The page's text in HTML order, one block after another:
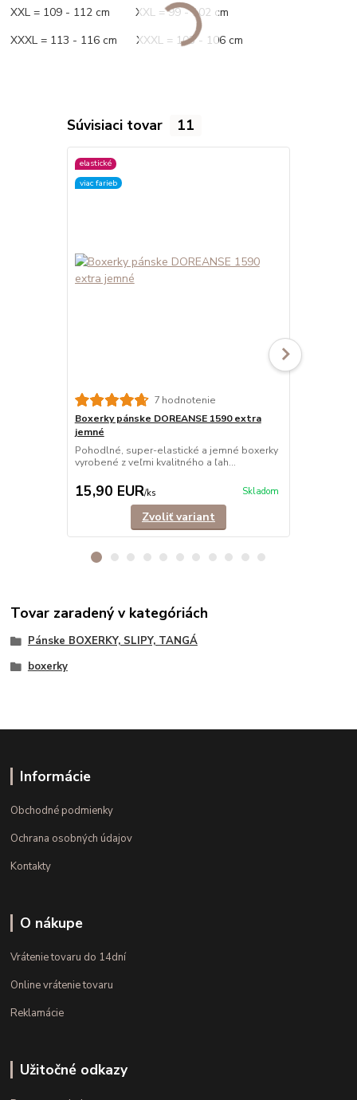
XXL = 109 - 112 cm XXL = 99 - 102 cm
XXXL = 113 - 116 cm XXXL = 103 - 106 cm
Súvisiaci tovar 11
elastické
viac farieb
7 hodnotenie
Boxerky pánske DOREANSE 1590 extra
jemné
Pohodlné, super-elastické a jemné boxerky
vyrobené z veľmi kvalitného a ľah...
15,90 EUR/ks Skladom
Zvoliť variant
Tovar zaradený v kategóriách
Pánske BOXERKY, SLIPY, TANGÁ
boxerky
Informácie
Obchodné podmienky
Ochrana osobných údajov
Kontakty
O nákupe
Vrátenie tovaru do 14dní
Online vrátenie tovaru
Reklamácie
Užitočné odkazy